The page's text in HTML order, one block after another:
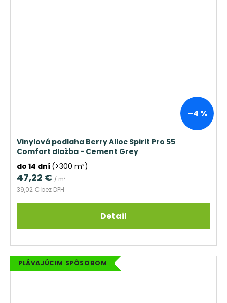
–4 %
Vinylová podlaha Berry Alloc Spirit Pro 55
Comfort dlažba - Cement Grey
do 14 dní (>300 m²)
39,02 € bez DPH
47,22 € / m²
Detail
PLÁVAJÚCIM SPÔSOBOM